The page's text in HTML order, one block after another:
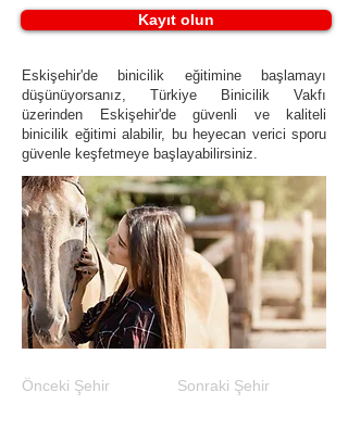
Kayıt olun
Eskişehir'de binicilik eğitimine başlamayı
düşünüyorsanız, Türkiye Binicilik Vakfı
üzerinden Eskişehir'de güvenli ve kaliteli
binicilik eğitimi alabilir, bu heyecan verici sporu
güvenle keşfetmeye başlayabilirsiniz.
Önceki Şehir Sonraki Şehir